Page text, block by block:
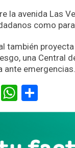
la avenida Las
como
también
una Central
ante emergencias.
LinkedIn